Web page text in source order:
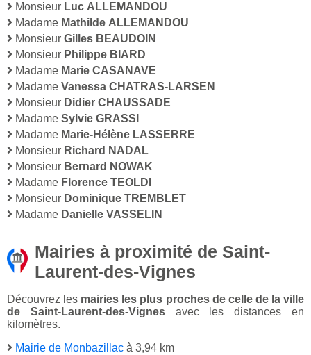
Monsieur Luc ALLEMANDOU
Madame Mathilde ALLEMANDOU
Monsieur Gilles BEAUDOIN
Monsieur Philippe BIARD
Madame Marie CASANAVE
Madame Vanessa CHATRAS-LARSEN
Monsieur Didier CHAUSSADE
Madame Sylvie GRASSI
Madame Marie-Hélène LASSERRE
Monsieur Richard NADAL
Monsieur Bernard NOWAK
Madame Florence TEOLDI
Monsieur Dominique TREMBLET
Madame Danielle VASSELIN
Mairies à proximité de Saint-
Laurent-des-Vignes
Découvrez les mairies les plus proches de celle de la ville
de Saint-Laurent-des-Vignesavec les distances en
kilomètres.
Mairie de Monbazillac à 3,94 km